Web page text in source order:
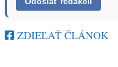
ZDIEĽAŤ ČLÁNOK